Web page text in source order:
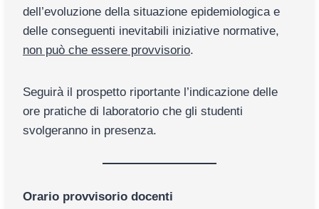
dell’evoluzione della situazione epidemiologica e
delle conseguenti inevitabili iniziative normative,
non può che essere provvisorio.
Seguirà il prospetto riportante l’indicazione delle
ore pratiche di laboratorio che gli studenti
svolgeranno in presenza.
Orario provvisorio docenti